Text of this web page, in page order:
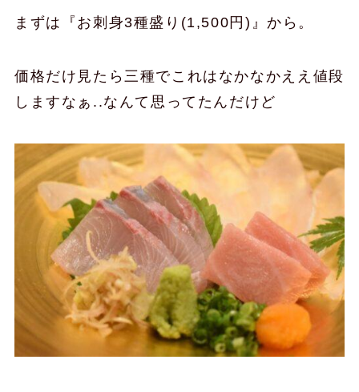
まずは『お刺身3種盛り(1,500円)』から。
価格だけ見たら三種でこれはなかなかええ値段
しますなぁ..なんて思ってたんだけど